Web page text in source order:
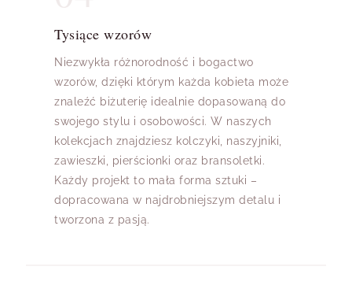
Tysiące wzorów
Niezwykła różnorodność i bogactwo
wzorów, dzięki którym każda kobieta może
znaleźć biżuterię idealnie dopasowaną do
swojego stylu i osobowości. W naszych
kolekcjach znajdziesz kolczyki, naszyjniki,
zawieszki, pierścionki oraz bransoletki.
Każdy projekt to mała forma sztuki –
dopracowana w najdrobniejszym detalu i
tworzona z pasją.